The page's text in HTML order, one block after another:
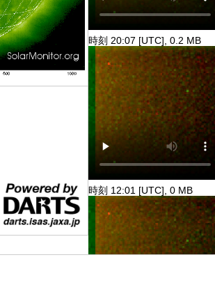
時刻 20:07 [UTC], 0.2 MB
時刻 12:01 [UTC], 0 MB